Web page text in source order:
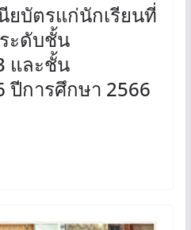
บัตรแก่นักเรียนที่
ะดับชั้น
และชั้น
การศึกษา 2566